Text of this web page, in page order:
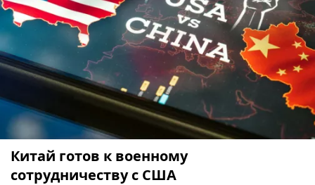
Китай готов к военному
сотрудничеству с США